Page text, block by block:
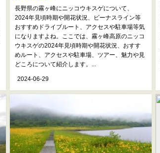
長野県の霧ヶ峰にニッコウキスゲについて、
2024年見頃時期や開花状況、ビーナスライン等
おすすめドライブルート、アクセスや駐車場等気
になりますよね。ここでは、霧ヶ峰高原のニッコ
ウキスゲの2024年見頃時期や開花状況、おすす
めルート、アクセスや駐車場、ツアー、魅力や見
どころについて紹介します。...
2024-06-29